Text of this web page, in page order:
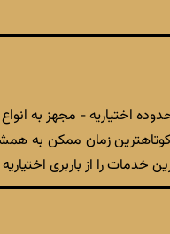
اختیاریه - مجهز به
کوتاهترین زمان ممکن به
خدمات را از باربری